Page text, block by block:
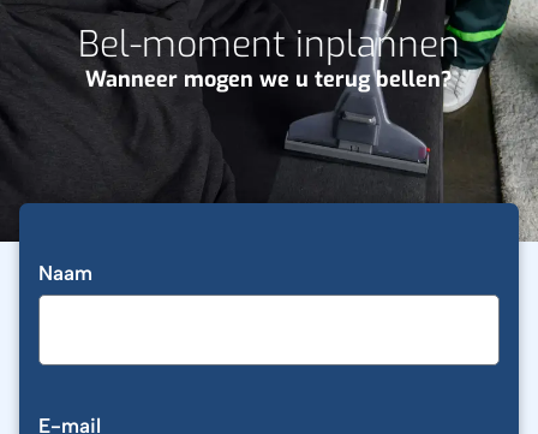
Bel-moment inplannen
Wanneer mogen we u terug bellen?
Naam
E-mail